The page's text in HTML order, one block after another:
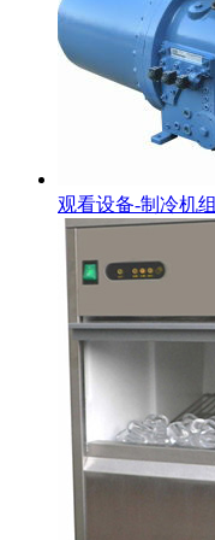
观看设备-制冷机组